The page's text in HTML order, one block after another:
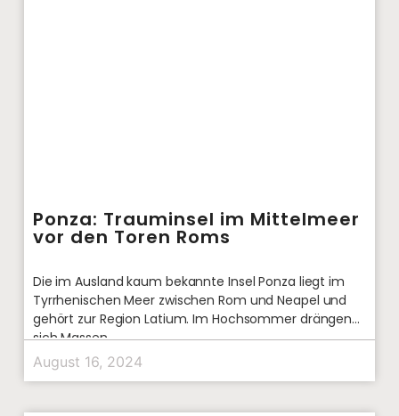
Ponza: Trauminsel im Mittelmeer
vor den Toren Roms
Die im Ausland kaum bekannte Insel Ponza liegt im
Tyrrhenischen Meer zwischen Rom und Neapel und
gehört zur Region Latium. Im Hochsommer drängen
sich Massen
August 16, 2024